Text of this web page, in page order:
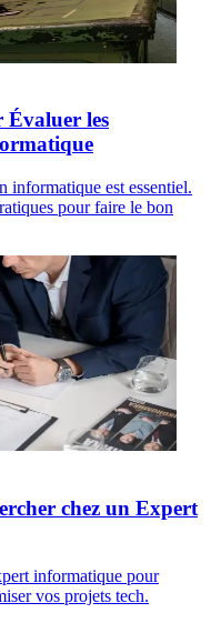
Évaluer les
informatique est essentiel.
pour faire le bon
chez un Expert
informatique pour
vos projets tech.